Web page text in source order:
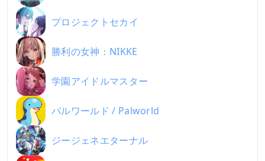
プロジェクトセカイ
勝利の女神：NIKKE
学園アイドルマスター
パルワールド / Palworld
ジージェネエターナル